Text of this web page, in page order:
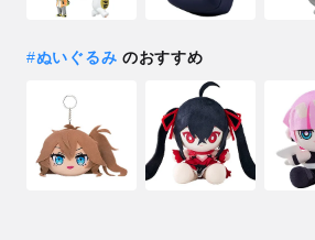
#ぬいぐるみ のおすすめ